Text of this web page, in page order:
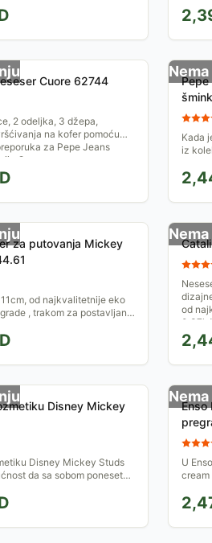
Vas...
Cuore 62744
2 odeljka, 3 džepa,
na kofer pomoću
za Pepe Jeans
Cuore....
Pepe
Kada
iz
za putovanja Mickey
od najkvalitetnije eko
, trakom za postavljanje
od
0.37l.
Disney Mickey
Disney Mickey Studs
da sa sobom ponesete
A...
Enso
U
cream